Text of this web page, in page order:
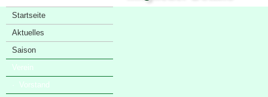
Startseite
Aktuelles
Saison
Verein
· Vorstand